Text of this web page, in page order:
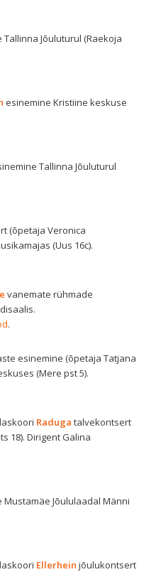
Jõuluturul (Raekoja
esinemine Kristiine keskuse
Tallinna Jõuluturul
(õpetaja Veronica
(Uus 16c).
vanemate rühmade
.
esinemine (õpetaja Tatjana
(Mere pst 5).
Raduga talvekontsert
18). Dirigent Galina
Jõululaadal Männi
Ellerhein jõulukontsert